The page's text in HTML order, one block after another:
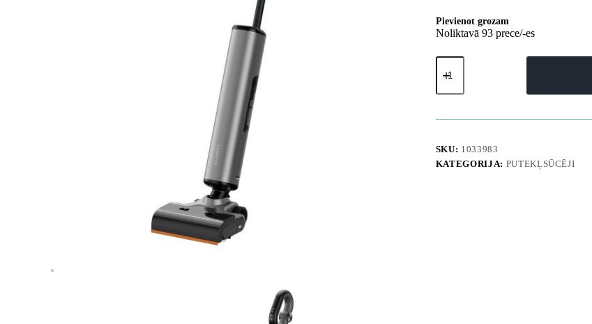
Pievienot grozam
Noliktavā 93 prece/-es
UWANT
D800
un
tīrīšanas
putekļsūcējs
ar
300
SKU: 1033983
KATEGORIJA: PUTEKĻSŪCĒJI